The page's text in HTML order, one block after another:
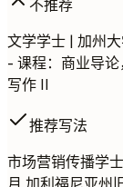
不推荐
文学学士 | 加州
- 课程：商业导
写作 II
推荐写法
市场营销传播学